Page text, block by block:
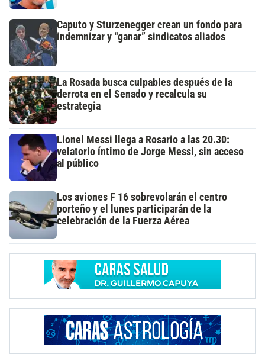
Caputo y Sturzenegger crean un fondo para
indemnizar y “ganar” sindicatos aliados
La Rosada busca culpables después de la
derrota en el Senado y recalcula su
estrategia
Lionel Messi llega a Rosario a las 20.30:
velatorio íntimo de Jorge Messi, sin acceso
al público
Los aviones F 16 sobrevolarán el centro
porteño y el lunes participarán de la
celebración de la Fuerza Aérea